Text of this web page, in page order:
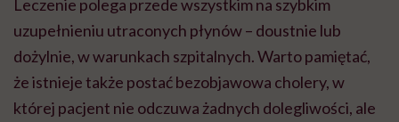
Leczenie polega przede wszystkim na szybkim
uzupełnieniu utraconych płynów – doustnie lub
dożylnie, w warunkach szpitalnych. Warto pamiętać,
że istnieje także postać bezobjawowa cholery, w
której pacjent nie odczuwa żadnych dolegliwości, ale